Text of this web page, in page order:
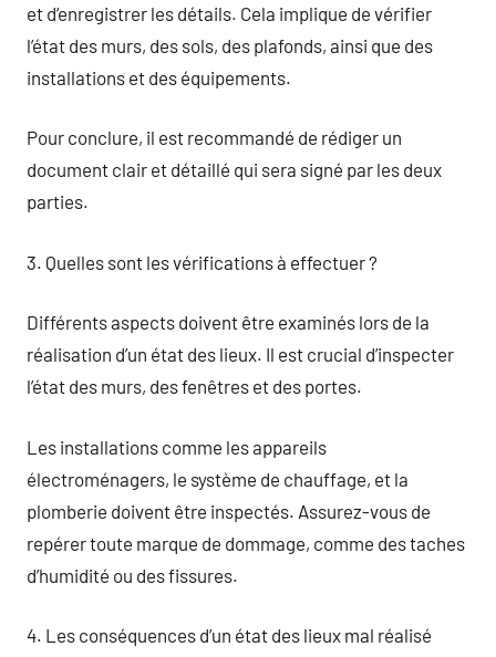
et d’enregistrer les détails. Cela implique de vérifier
l’état des murs, des sols, des plafonds, ainsi que des
installations et des équipements.
Pour conclure, il est recommandé de rédiger un
document clair et détaillé qui sera signé par les deux
parties.
3. Quelles sont les vérifications à effectuer ?
Différents aspects doivent être examinés lors de la
réalisation d’un état des lieux. Il est crucial d’inspecter
l’état des murs, des fenêtres et des portes.
Les installations comme les appareils
électroménagers, le système de chauffage, et la
plomberie doivent être inspectés. Assurez-vous de
repérer toute marque de dommage, comme des taches
d’humidité ou des fissures.
4. Les conséquences d’un état des lieux mal réalisé